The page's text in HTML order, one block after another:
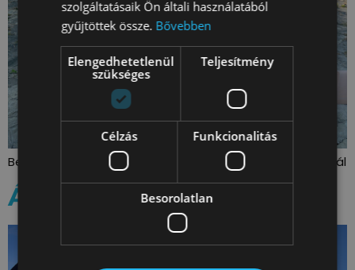
Beton bútor és grillező a Margitszigeten és a Vizafogónál
Árasztó-part 2024
szolgáltatásaik Ön általi használatából
gyűjtöttek össze. Bővebben
Elengedhetetlenül
szükséges
Teljesítmény
Célzás Funkcionalitás
Besorolatlan